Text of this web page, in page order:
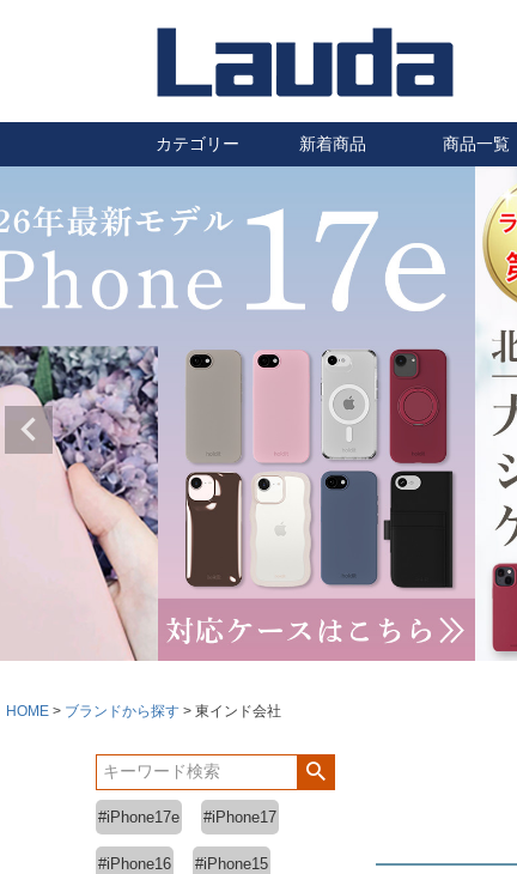
カテゴリー
ー
ー
新着商品 商品一覧
HOME ブランドから探す 東インド会社
#iPhone17e #iPhone17
#iPhone16 #iPhone15